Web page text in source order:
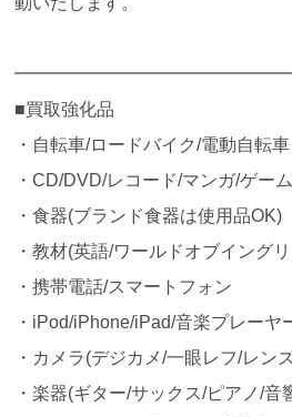
■買取強化品
・自転車/ロードバイク/電動自転車
・CD/DVD/レコード/マンガ/ゲー
・食器(ブランド食器は使用品OK)
・教材(英語/ワールドオブイング
・携帯電話/スマートフォン
・iPod/iPhone/iPad/音楽プレーヤ
・カメラ(デジカメ/一眼レフ/レン
・楽器(ギター/サックス/ピアノ/音